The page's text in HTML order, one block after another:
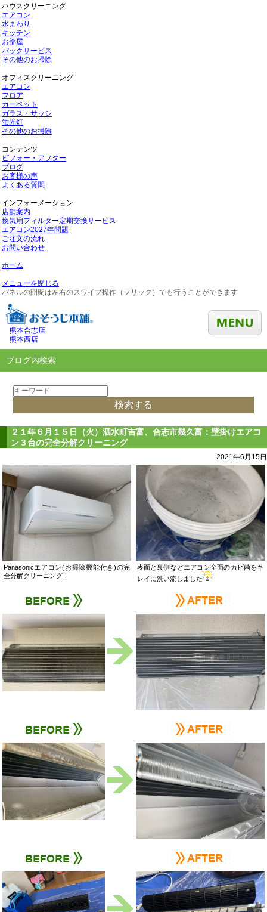
ハウスクリーニング
エアコン
水まわり
キッチン
お部屋
パックサービス
その他のお掃除
オフィスクリーニング
エアコン
フロア
カーペット
ガラス・サッシ
蛍光灯
その他のお掃除
コンテンツ
ビフォー・アフター
ブログ
お客様の声
よくある質問
インフォーメーション
店舗案内
換気扇フィルター定期交換サービス
エアコン2027年問題
ご注文の流れ
お問い合わせ
ホーム
メニューを閉じる
パネルの開閉は左右のスワイプ操作（フリック）でも行うことができます
熊本合志店
熊本西店
ブログ内検索
２１年６月１５日（火）泗水町吉富、合志市幾久富：壁掛けエアコ
ン３台の完全分解クリーニング
2021年6月15日
Panasonicエアコン(お掃除機能付き)の完
全分解クリーニング！
表面と裏側などエアコン全面のカビ菌をキ
レイに洗い流しました